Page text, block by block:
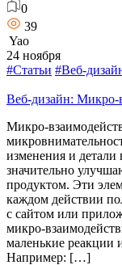
0
39
Yao
24 ноября
#Статьи #Веб-
Веб-дизайн: Микро-
Микро-
изменения и детали
значительно
продуктом. Эти
каждом действии
с сайтом или
микро-
маленькие реакции
Например: […]